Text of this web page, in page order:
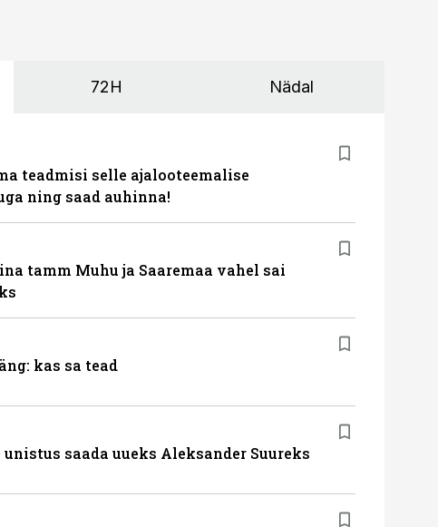
72H Nädal
teadmisi selle ajalooteemalise
ning saad auhinna!
tamm Muhu ja Saaremaa vahel sai
kas sa tead
unistus saada uueks Aleksander Suureks